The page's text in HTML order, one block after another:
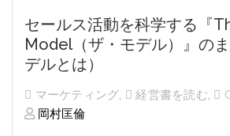
セールス活動を科学する『
Model（ザ・モデル）』の
デルとは）
マーケティング, 経営書を読む,
岡村匡倫